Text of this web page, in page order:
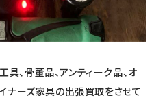
、骨董品、アンティーク品、オ
イナーズ家具の出張買取をさせて